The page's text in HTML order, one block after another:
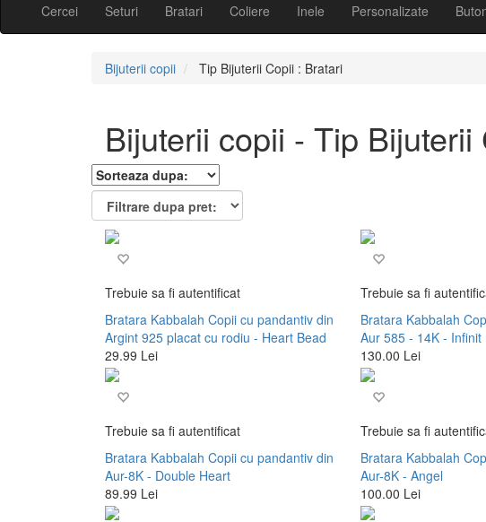
Cercei Seturi Bratari Coliere Inele Personalizate
Bijuterii copii Tip Bijuterii Copii : Bratari
Bijuterii copii - Tip Bijuterii
Trebuie sa fi autentificat
Bratara Kabbalah Copii cu pandantiv din
Argint 925 placat cu rodiu - Heart Bead
29.99 Lei
Trebuie sa fi
Bratara Kabbalah
Aur 585 - 14K - Infinit
130.00 Lei
Trebuie sa fi autentificat
Bratara Kabbalah Copii cu pandantiv din
Aur-8K - Double Heart
89.99 Lei
Trebuie sa fi
Bratara Kabbalah
Aur-8K - Angel
100.00 Lei